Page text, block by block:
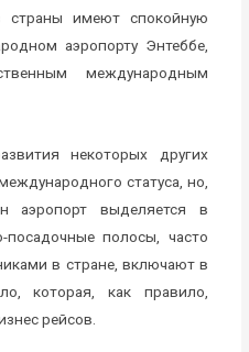
страны имеют спокойную
аэропорту Энтеббе,
международным
некоторых других
статуса, но,
аэропорт выделяется в
посадочные полосы, часто
в стране, включают в
которая, как правило,
рейсов.